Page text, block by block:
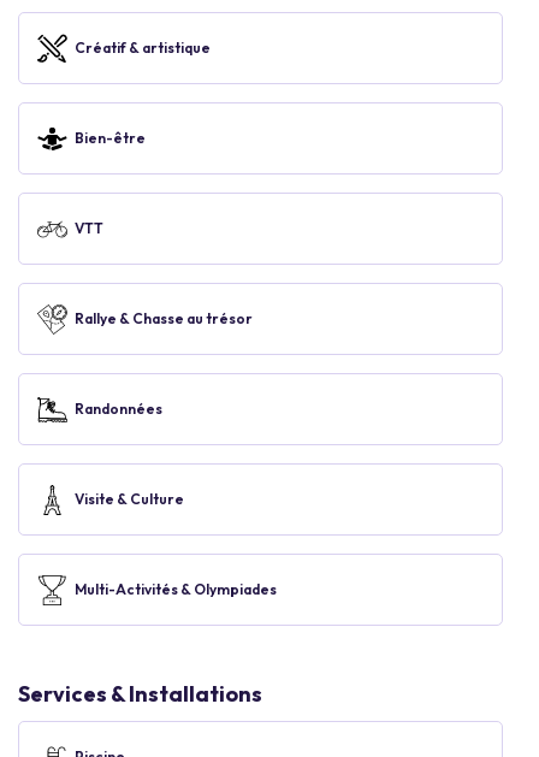
Créatif & artistique
Bien-être
VTT
Rallye & Chasse au trésor
Randonnées
Visite & Culture
Multi-Activités & Olympiades
Services & Installations